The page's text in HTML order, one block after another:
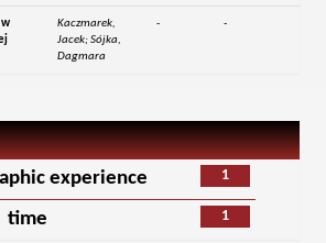
w
Kaczmarek,
Jacek; Sójka,
Dagmara
- -
1
experience
1
time